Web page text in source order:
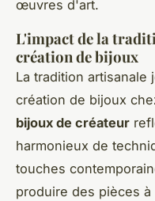
œuvres d'art.
L'impact de la
création de bijoux
La tradition artisanale
création de bijoux
bijoux de créateur
harmonieux de
touches
produire des pièces